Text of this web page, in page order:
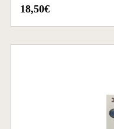
18,50€